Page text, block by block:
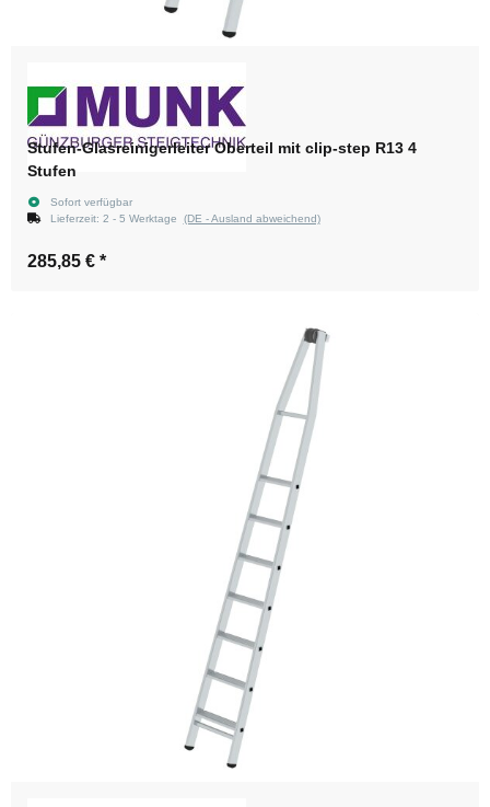
Stufen-Glasreinigerleiter Oberteil mit clip-step R13 4
Stufen
Sofort verfügbar
Lieferzeit: 2 - 5 Werktage (DE - Ausland abweichend)
285,85 € *